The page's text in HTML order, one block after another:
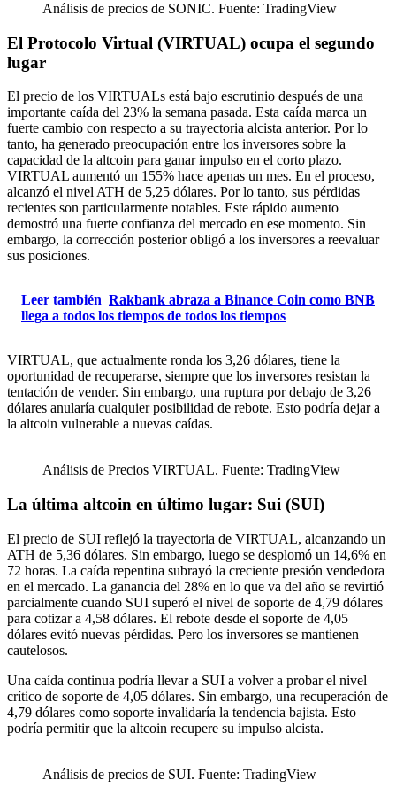
Análisis de precios de SONIC. Fuente: TradingView
El Protocolo Virtual (VIRTUAL) ocupa el segundo
lugar
El precio de los VIRTUALs está bajo escrutinio después de una
importante caída del 23% la semana pasada. Esta caída marca un
fuerte cambio con respecto a su trayectoria alcista anterior. Por lo
tanto, ha generado preocupación entre los inversores sobre la
capacidad de la altcoin para ganar impulso en el corto plazo.
VIRTUAL aumentó un 155% hace apenas un mes. En el proceso,
alcanzó el nivel ATH de 5,25 dólares. Por lo tanto, sus pérdidas
recientes son particularmente notables. Este rápido aumento
demostró una fuerte confianza del mercado en ese momento. Sin
embargo, la corrección posterior obligó a los inversores a reevaluar
sus posiciones.
Leer también Rakbank abraza a Binance Coin como BNB
llega a todos los tiempos de todos los tiempos
VIRTUAL, que actualmente ronda los 3,26 dólares, tiene la
oportunidad de recuperarse, siempre que los inversores resistan la
tentación de vender. Sin embargo, una ruptura por debajo de 3,26
dólares anularía cualquier posibilidad de rebote. Esto podría dejar a
la altcoin vulnerable a nuevas caídas.
Análisis de Precios VIRTUAL. Fuente: TradingView
La última altcoin en último lugar: Sui (SUI)
El precio de SUI reflejó la trayectoria de VIRTUAL, alcanzando un
ATH de 5,36 dólares. Sin embargo, luego se desplomó un 14,6% en
72 horas. La caída repentina subrayó la creciente presión vendedora
en el mercado. La ganancia del 28% en lo que va del año se revirtió
parcialmente cuando SUI superó el nivel de soporte de 4,79 dólares
para cotizar a 4,58 dólares. El rebote desde el soporte de 4,05
dólares evitó nuevas pérdidas. Pero los inversores se mantienen
cautelosos.
Una caída continua podría llevar a SUI a volver a probar el nivel
crítico de soporte de 4,05 dólares. Sin embargo, una recuperación de
4,79 dólares como soporte invalidaría la tendencia bajista. Esto
podría permitir que la altcoin recupere su impulso alcista.
Análisis de precios de SUI. Fuente: TradingView